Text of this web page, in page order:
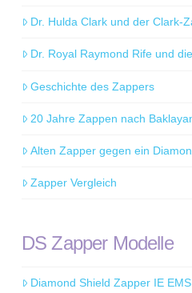
Dr. Hulda Clark und der Clark-
Dr. Royal Raymond Rife und
Geschichte des Zappers
20 Jahre Zappen nach
Alten Zapper gegen ein
Zapper Vergleich
DS Zapper Modelle
Diamond Shield Zapper IE EMS